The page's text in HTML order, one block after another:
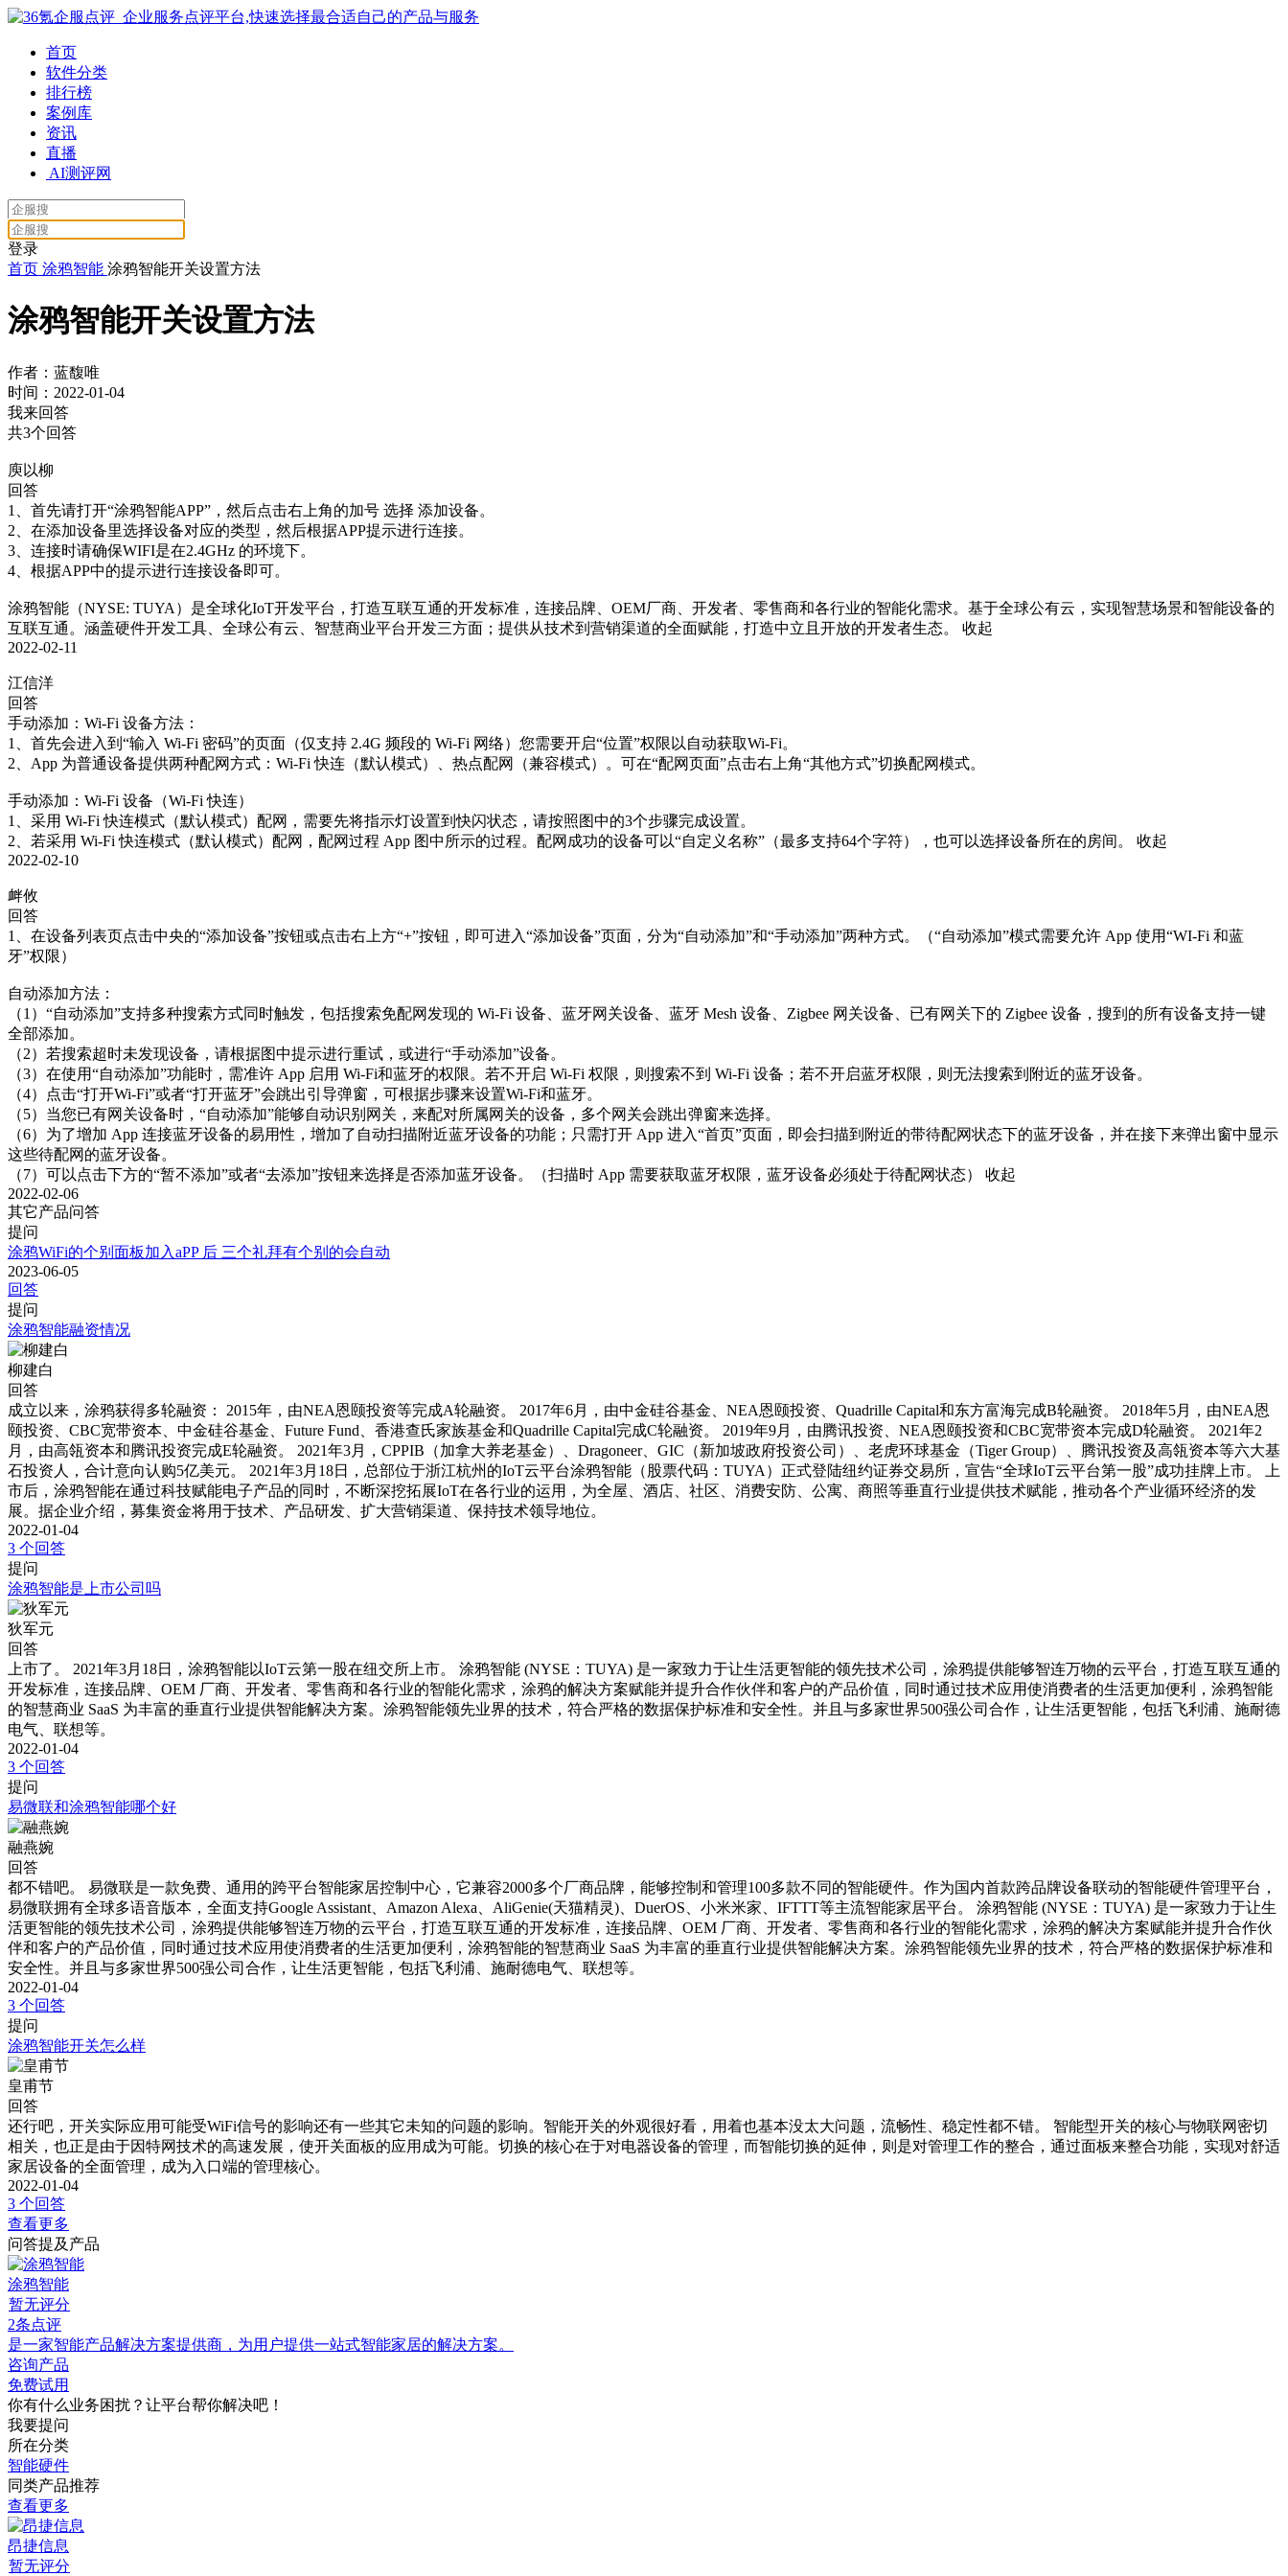
首页
软件分类
排行榜
案例库
资讯
直播
AI测评网
登录
首页 涂鸦智能 涂鸦智能开关设置方法
涂鸦智能开关设置方法
作者：蓝馥唯
时间：2022-01-04
我来回答
共3个回答
庾以柳
回答
1、首先请打开“涂鸦智能APP”，然后点击右上角的加号 选择 添加设备。
2、在添加设备里选择设备对应的类型，然后根据APP提示进行连接。
3、连接时请确保WIFI是在2.4GHz 的环境下。
4、根据APP中的提示进行连接设备即可。
涂鸦智能（NYSE: TUYA）是全球化IoT开发平台，打造互联互通的开发标准，连接品牌、OEM厂商、开发者、零售商和各行业的智能化需求。基于全球公有云，实现智慧场景和智能设备的
互联互通。涵盖硬件开发工具、全球公有云、智慧商业平台开发三方面；提供从技术到营销渠道的全面赋能，打造中立且开放的开发者生态。
收起
2022-02-11
江信洋
回答
手动添加：Wi-Fi 设备方法：
1、首先会进入到“输入 Wi-Fi 密码”的页面（仅支持 2.4G 频段的 Wi-Fi 网络）您需要开启“位置”权限以自动获取Wi-Fi。
2、App 为普通设备提供两种配网方式：Wi-Fi 快连（默认模式）、热点配网（兼容模式）。可在“配网页面”点击右上角“其他方式”切换配网模式。
手动添加：Wi-Fi 设备（Wi-Fi 快连）
1、采用 Wi-Fi 快连模式（默认模式）配网，需要先将指示灯设置到快闪状态，请按照图中的3个步骤完成设置。
2、若采用 Wi-Fi 快连模式（默认模式）配网，配网过程 App 图中所示的过程。配网成功的设备可以“自定义名称”（最多支持64个字符），也可以选择设备所在的房间。
收起
2022-02-10
衅攸
回答
1、在设备列表页点击中央的“添加设备”按钮或点击右上方“+”按钮，即可进入“添加设备”页面，分为“自动添加”和“手动添加”两种方式。（“自动添加”模式需要允许 App 使用“WI-Fi 和蓝
牙”权限）
自动添加方法：
（1）“自动添加”支持多种搜索方式同时触发，包括搜索免配网发现的 Wi-Fi 设备、蓝牙网关设备、蓝牙 Mesh 设备、Zigbee 网关设备、已有网关下的 Zigbee 设备，搜到的所有设备支持一键
全部添加。
（2）若搜索超时未发现设备，请根据图中提示进行重试，或进行“手动添加”设备。
（3）在使用“自动添加”功能时，需准许 App 启用 Wi-Fi和蓝牙的权限。若不开启 Wi-Fi 权限，则搜索不到 Wi-Fi 设备；若不开启蓝牙权限，则无法搜索到附近的蓝牙设备。
（4）点击“打开Wi-Fi”或者“打开蓝牙”会跳出引导弹窗，可根据步骤来设置Wi-Fi和蓝牙。
（5）当您已有网关设备时，“自动添加”能够自动识别网关，来配对所属网关的设备，多个网关会跳出弹窗来选择。
（6）为了增加 App 连接蓝牙设备的易用性，增加了自动扫描附近蓝牙设备的功能；只需打开 App 进入“首页”页面，即会扫描到附近的带待配网状态下的蓝牙设备，并在接下来弹出窗中显示
这些待配网的蓝牙设备。
（7）可以点击下方的“暂不添加”或者“去添加”按钮来选择是否添加蓝牙设备。（扫描时 App 需要获取蓝牙权限，蓝牙设备必须处于待配网状态）
收起
2022-02-06
其它产品问答
提问
涂鸦WiFi的个别面板加入aPP 后 三个礼拜有个别的会自动
2023-06-05
回答
提问
涂鸦智能融资情况
柳建白
回答
成立以来，涂鸦获得多轮融资： 2015年，由NEA恩颐投资等完成A轮融资。 2017年6月，由中金硅谷基金、NEA恩颐投资、Quadrille Capital和东方富海完成B轮融资。 2018年5月，由NEA恩
颐投资、CBC宽带资本、中金硅谷基金、Future Fund、香港查氏家族基金和Quadrille Capital完成C轮融资。 2019年9月，由腾讯投资、NEA恩颐投资和CBC宽带资本完成D轮融资。 2021年2
月，由高瓴资本和腾讯投资完成E轮融资。 2021年3月，CPPIB（加拿大养老基金）、Dragoneer、GIC（新加坡政府投资公司）、老虎环球基金（Tiger Group）、腾讯投资及高瓴资本等六大基
石投资人，合计意向认购5亿美元。 2021年3月18日，总部位于浙江杭州的IoT云平台涂鸦智能（股票代码：TUYA）正式登陆纽约证券交易所，宣告“全球IoT云平台第一股”成功挂牌上市。 上
市后，涂鸦智能在通过科技赋能电子产品的同时，不断深挖拓展IoT在各行业的运用，为全屋、酒店、社区、消费安防、公寓、商照等垂直行业提供技术赋能，推动各个产业循环经济的发
展。据企业介绍，募集资金将用于技术、产品研发、扩大营销渠道、保持技术领导地位。
2022-01-04
3 个回答
提问
涂鸦智能是上市公司吗
狄军元
回答
上市了。 2021年3月18日，涂鸦智能以IoT云第一股在纽交所上市。 涂鸦智能 (NYSE：TUYA) 是一家致力于让生活更智能的领先技术公司，涂鸦提供能够智连万物的云平台，打造互联互通的
开发标准，连接品牌、OEM 厂商、开发者、零售商和各行业的智能化需求，涂鸦的解决方案赋能并提升合作伙伴和客户的产品价值，同时通过技术应用使消费者的生活更加便利，涂鸦智能
的智慧商业 SaaS 为丰富的垂直行业提供智能解决方案。涂鸦智能领先业界的技术，符合严格的数据保护标准和安全性。并且与多家世界500强公司合作，让生活更智能，包括飞利浦、施耐德
电气、联想等。
2022-01-04
3 个回答
提问
易微联和涂鸦智能哪个好
融燕婉
回答
都不错吧。 易微联是一款免费、通用的跨平台智能家居控制中心，它兼容2000多个厂商品牌，能够控制和管理100多款不同的智能硬件。作为国内首款跨品牌设备联动的智能硬件管理平台，
易微联拥有全球多语音版本，全面支持Google Assistant、Amazon Alexa、AliGenie(天猫精灵)、DuerOS、小米米家、IFTTT等主流智能家居平台。 涂鸦智能 (NYSE：TUYA) 是一家致力于让生
活更智能的领先技术公司，涂鸦提供能够智连万物的云平台，打造互联互通的开发标准，连接品牌、OEM 厂商、开发者、零售商和各行业的智能化需求，涂鸦的解决方案赋能并提升合作伙
伴和客户的产品价值，同时通过技术应用使消费者的生活更加便利，涂鸦智能的智慧商业 SaaS 为丰富的垂直行业提供智能解决方案。涂鸦智能领先业界的技术，符合严格的数据保护标准和
安全性。并且与多家世界500强公司合作，让生活更智能，包括飞利浦、施耐德电气、联想等。
2022-01-04
3 个回答
提问
涂鸦智能开关怎么样
皇甫节
回答
还行吧，开关实际应用可能受WiFi信号的影响还有一些其它未知的问题的影响。智能开关的外观很好看，用着也基本没太大问题，流畅性、稳定性都不错。 智能型开关的核心与物联网密切
相关，也正是由于因特网技术的高速发展，使开关面板的应用成为可能。切换的核心在于对电器设备的管理，而智能切换的延伸，则是对管理工作的整合，通过面板来整合功能，实现对舒适
家居设备的全面管理，成为入口端的管理核心。
2022-01-04
3 个回答
查看更多
问答提及产品
涂鸦智能
暂无评分
2条点评
是一家智能产品解决方案提供商，为用户提供一站式智能家居的解决方案。
咨询产品
免费试用
你有什么业务困扰？让平台帮你解决吧！
我要提问
所在分类
智能硬件
同类产品推荐
查看更多
昂捷信息
暂无评分